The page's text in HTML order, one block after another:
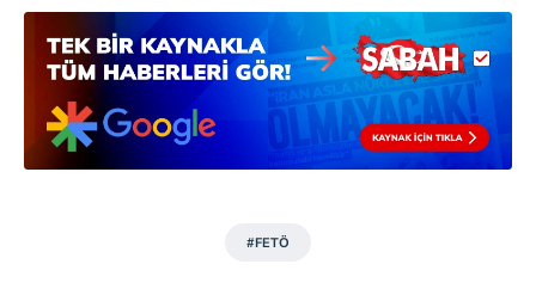
ilgili mevzuata uygun olarak kullanılan çerezlerle ilgili bilgi
almak için lütfentıklayınız.
#FETÖ